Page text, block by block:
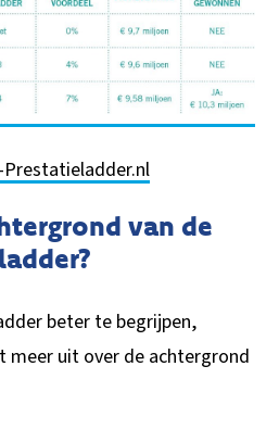
Prestatieladder.nl
van de
beter te begrijpen,
meer uit over de achtergrond